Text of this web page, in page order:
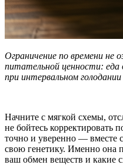
Ограничение по времени не
питательной ценности:
при интервальном голодании
Начните с мягкой схемы,
не бойтесь корректировать
точно и уверенно — вместе
свою генетику. Именно она
ваш обмен веществ и какие